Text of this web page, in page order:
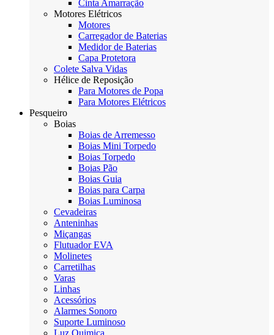
Cinta Amarração
Motores Elétricos
Motores
Carregador de Baterias
Medidor de Baterias
Capa Protetora
Colete Salva Vidas
Hélice de Reposição
Para Motores de Popa
Para Motores Elétricos
Pesqueiro
Boias
Boias de Arremesso
Boias Mini Torpedo
Boias Torpedo
Boias Pão
Boias Guia
Boias para Carpa
Boias Luminosa
Cevadeiras
Anteninhas
Miçangas
Flutuador EVA
Molinetes
Carretilhas
Varas
Linhas
Acessórios
Alarmes Sonoro
Suporte Luminoso
Luz Quimica